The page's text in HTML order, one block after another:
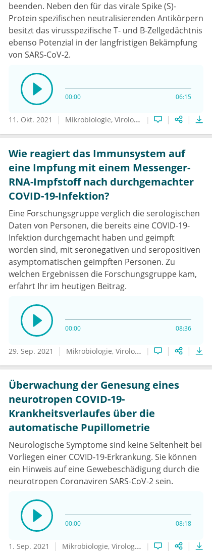
beenden. Neben den für das virale Spike (S)-
Protein spezifischen neutralisierenden Antikörpern
besitzt das virusspezifische T- und B-Zellgedächtnis
ebenso Potenzial in der langfristigen Bekämpfung
von SARS-CoV-2.
00:00 06:15
11. Okt. 2021 Mikrobiologie, Virologie und Infektionsepidemiologie
Wie reagiert das Immunsystem auf
eine Impfung mit einem Messenger-
RNA-Impfstoff nach durchgemachter
COVID-19-Infektion?
Eine Forschungsgruppe verglich die serologischen
Daten von Personen, die bereits eine COVID-19-
Infektion durchgemacht haben und geimpft
worden sind, mit seronegativen und seropositiven
asymptomatischen geimpften Personen. Zu
welchen Ergebnissen die Forschungsgruppe kam,
erfahrt Ihr im heutigen Beitrag.
00:00 08:36
29. Sep. 2021 Mikrobiologie, Virologie und Infektionsepidemiologie
Überwachung der Genesung eines
neurotropen COVID-19-
Krankheitsverlaufes über die
automatische Pupillometrie
Neurologische Symptome sind keine Seltenheit bei
Vorliegen einer COVID-19-Erkrankung. Sie können
ein Hinweis auf eine Gewebeschädigung durch die
neurotropen Coronaviren SARS-CoV-2 sein.
00:00 08:18
1. Sep. 2021 Mikrobiologie, Virologie und Infektionsepidemiologie